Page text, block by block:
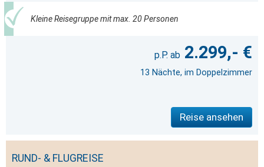
Kleine Reisegruppe mit max. 20 Personen
2.299,- €
13 Nächte, im Doppelzimmer
Reise ansehen
RUND- & FLUGREISE